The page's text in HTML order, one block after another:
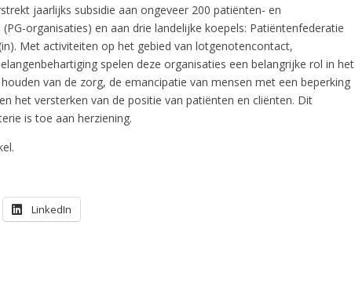
jaarlijks subsidie aan ongeveer 200 patiënten- en
organisaties) en aan drie landelijke koepels: Patiëntenfederatie
Met activiteiten op het gebied van lotgenotencontact,
spelen deze organisaties een belangrijke rol in het
van de zorg, de emancipatie van mensen met een beperking
het versterken van de positie van patiënten en cliënten. Dit
is toe aan herziening.
LinkedIn